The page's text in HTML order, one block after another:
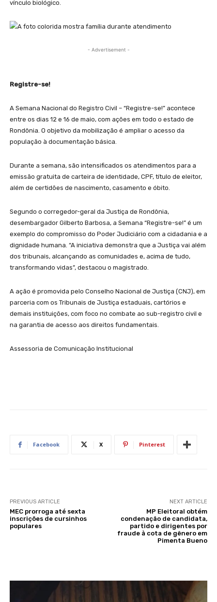
vínculo biológico.
- Advertisement -
Registre-se!
A Semana Nacional do Registro Civil – “Registre-se!” acontece
entre os dias 12 e 16 de maio, com ações em todo o estado de
Rondônia. O objetivo da mobilização é ampliar o acesso da
população à documentação básica.
Durante a semana, são intensificados os atendimentos para a
emissão gratuita de carteira de identidade, CPF, título de eleitor,
além de certidões de nascimento, casamento e óbito.
Segundo o corregedor-geral da Justiça de Rondônia,
desembargador Gilberto Barbosa, a Semana “Registre-se!” é um
exemplo do compromisso do Poder Judiciário com a cidadania e a
dignidade humana. “A iniciativa demonstra que a Justiça vai além
dos tribunais, alcançando as comunidades e, acima de tudo,
transformando vidas”, destacou o magistrado.
A ação é promovida pelo Conselho Nacional de Justiça (CNJ), em
parceria com os Tribunais de Justiça estaduais, cartórios e
demais instituições, com foco no combate ao sub-registro civil e
na garantia de acesso aos direitos fundamentais.
Assessoria de Comunicação Institucional
Facebook X Pinterest
PREVIOUS ARTICLE
MEC prorroga até sexta
inscrições de cursinhos
populares
NEXT ARTICLE
MP Eleitoral obtém
condenação de candidata,
partido e dirigentes por
fraude à cota de gênero em
Pimenta Bueno